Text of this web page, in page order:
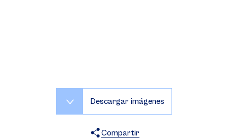
Descargar imágenes
Compartir